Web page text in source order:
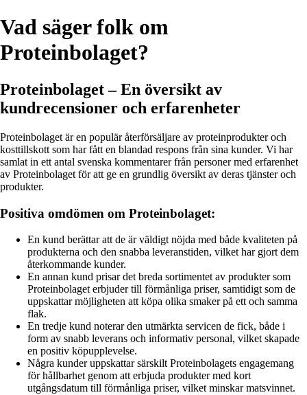
Vad säger folk om
Proteinbolaget?
Proteinbolaget – En översikt av
kundrecensioner och erfarenheter
Proteinbolaget är en populär återförsäljare av proteinprodukter och
kosttillskott som har fått en blandad respons från sina kunder. Vi har
samlat in ett antal svenska kommentarer från personer med erfarenhet
av Proteinbolaget för att ge en grundlig översikt av deras tjänster och
produkter.
Positiva omdömen om Proteinbolaget:
En kund berättar att de är väldigt nöjda med både kvaliteten på
produkterna och den snabba leveranstiden, vilket har gjort dem
återkommande kunder.
En annan kund prisar det breda sortimentet av produkter som
Proteinbolaget erbjuder till förmånliga priser, samtidigt som de
uppskattar möjligheten att köpa olika smaker på ett och samma
flak.
En tredje kund noterar den utmärkta servicen de fick, både i
form av snabb leverans och informativ personal, vilket skapade
en positiv köpupplevelse.
Några kunder uppskattar särskilt Proteinbolagets engagemang
för hållbarhet genom att erbjuda produkter med kort
utgångsdatum till förmånliga priser, vilket minskar matsvinnet.